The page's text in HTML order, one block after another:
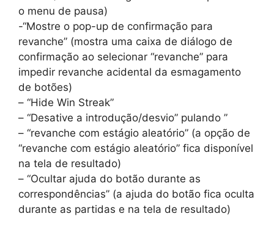
o menu de pausa)
-“Mostre o pop-up de confirmação para
revanche” (mostra uma caixa de diálogo de
confirmação ao selecionar “revanche” para
impedir revanche acidental da esmagamento
de botões)
– “Hide Win Streak”
– “Desative a introdução/desvio” pulando ”
– “revanche com estágio aleatório” (a opção de
“revanche com estágio aleatório” fica disponível
na tela de resultado)
– “Ocultar ajuda do botão durante as
correspondências” (a ajuda do botão fica oculta
durante as partidas e na tela de resultado)